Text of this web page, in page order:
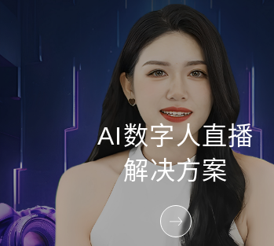
AI数字人直播
解决方案